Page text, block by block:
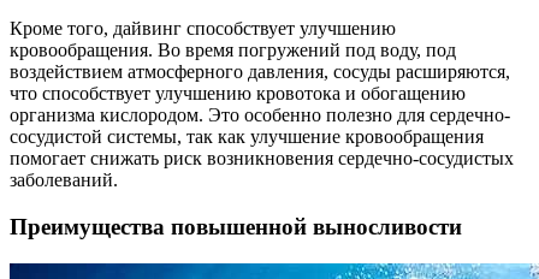
Кроме того, дайвинг способствует улучшению
кровообращения. Во время погружений под воду, под
воздействием атмосферного давления, сосуды расширяются,
что способствует улучшению кровотока и обогащению
организма кислородом. Это особенно полезно для сердечно-
сосудистой системы, так как улучшение кровообращения
помогает снижать риск возникновения сердечно-сосудистых
заболеваний.
Преимущества повышенной выносливости